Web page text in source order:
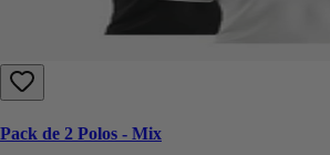
Pack de 2 Polos - Mix